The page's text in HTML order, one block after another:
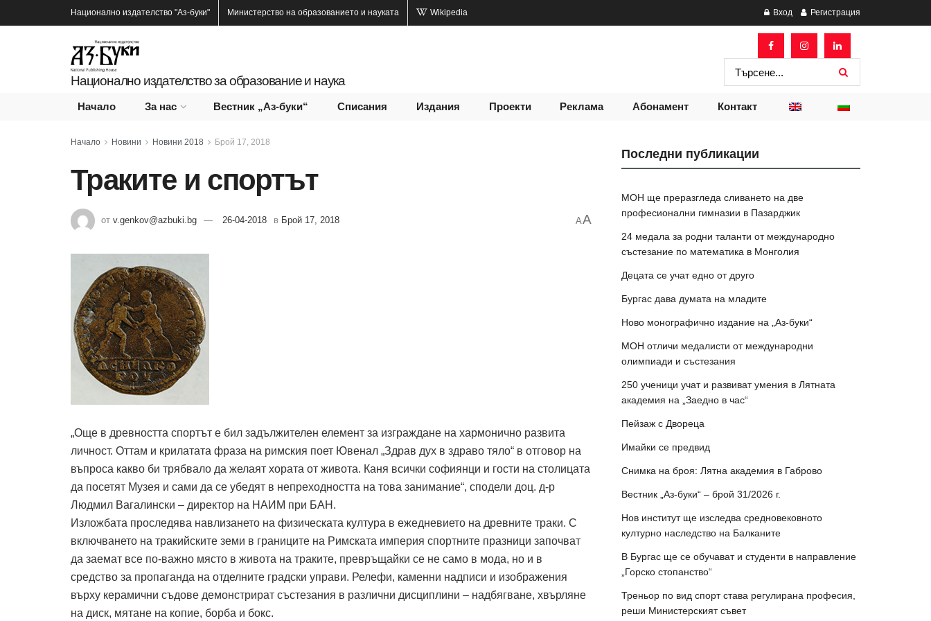
Национално издателство "Аз-буки" Министерство на образованието и науката Wikipedia Вход Регистрация
Национално издателство за образование и наука
Начало За нас Вестник „Аз-буки“ Списания Издания Проекти Реклама Абонамент Контакт
Начало Новини Новини 2018 Брой 17, 2018
Траките и спортът
от v.genkov@azbuki.bg 26-04-2018 в Брой 17, 2018 AA
„Още в древността спортът е бил задължителен елемент за изграждане на хармонично развита
личност. Оттам и крилатата фраза на римския поет Ювенал „Здрав дух в здраво тяло“ в отговор на
въпроса какво би трябвало да желаят хората от живота. Каня всички софиянци и гости на столицата
да посетят Музея и сами да се убедят в непреходността на това занимание“, сподели доц. д-р
Людмил Вагалински – директор на НАИМ при БАН.
Изложбата проследява навлизането на физическата култура в ежедневието на древните траки. С
включването на тракийските земи в границите на Римската империя спортните празници започват
да заемат все по-важно място в живота на траките, превръщайки се не само в мода, но и в
средство за пропаганда на отделните градски управи. Релефи, каменни надписи и изображения
върху керамични съдове демонстрират състезания в различни дисциплини – надбягване, хвърляне
на диск, мятане на копие, борба и бокс.
Последни публикации
МОН ще преразгледа сливането на две
професионални гимназии в Пазарджик
24 медала за родни таланти от международно
състезание по математика в Монголия
Децата се учат едно от друго
Бургас дава думата на младите
Ново монографично издание на „Аз-буки“
МОН отличи медалисти от международни
олимпиади и състезания
250 ученици учат и развиват умения в Лятната
академия на „Заедно в час“
Пейзаж с Двореца
Имайки се предвид
Снимка на броя: Лятна академия в Габрово
Вестник „Аз-буки“ – брой 31/2026 г.
Нов институт ще изследва средновековното
културно наследство на Балканите
В Бургас ще се обучават и студенти в направление
„Горско стопанство“
Треньор по вид спорт става регулирана професия,
реши Министерският съвет